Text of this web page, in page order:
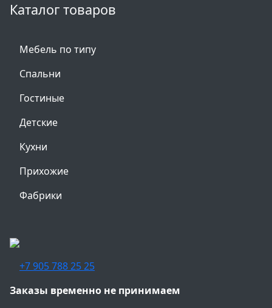
Каталог товаров
Мебель по типу
Спальни
Гостиные
Детские
Кухни
Прихожие
Фабрики
+7 905 788 25 25
Заказы временно не принимаем